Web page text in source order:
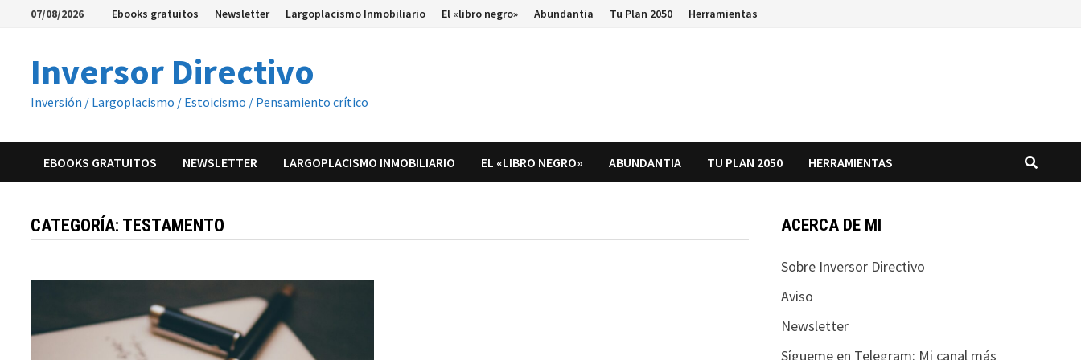
Saltar07/08/2026 Ebooks gratuitos Newsletter Largoplacismo Inmobiliario El «libro negro» Abundantia Tu Plan 2050 Herramientas
Inversor Directivo
Inversión / Largoplacismo / Estoicismo / Pensamiento crítico
EBOOKS GRATUITOS NEWSLETTER LARGOPLACISMO INMOBILIARIO EL «LIBRO NEGRO» ABUNDANTIA TU PLAN 2050 HERRAMIENTAS
CATEGORÍA: TESTAMENTO ACERCA DE MI
Sobre Inversor Directivo
Aviso
Newsletter
Sígueme en Telegram: Mi canal más